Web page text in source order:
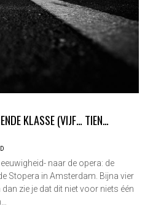
KLASSE (VIJF… TIEN…
naar de opera: de
Stopera in Amsterdam. Bijna vier
zie je dat dit niet voor niets één